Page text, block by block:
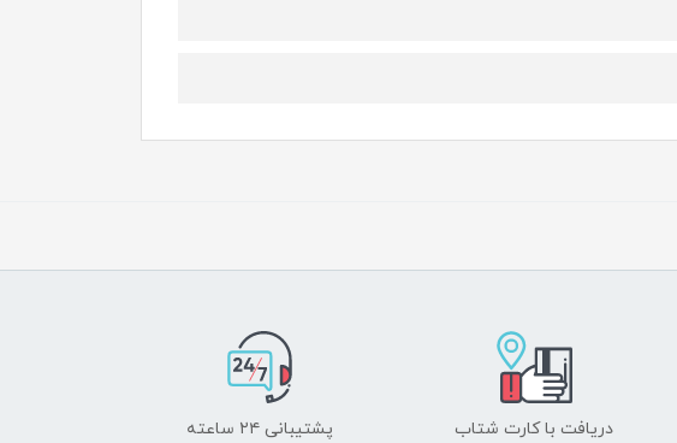
دریافت با کارت شتاب پشتیبانی ۲۴ ساعته